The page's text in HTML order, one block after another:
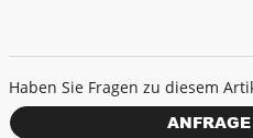
ZUR GESAMTÜBERSICHT
Haben Sie Fragen zu diesem